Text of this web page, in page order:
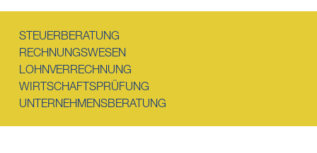
STEUERBERATUNG
RECHNUNGSWESEN
LOHNVERRECHNUNG
WIRTSCHAFTSPRÜFUNG
UNTERNEHMENSBERATUNG